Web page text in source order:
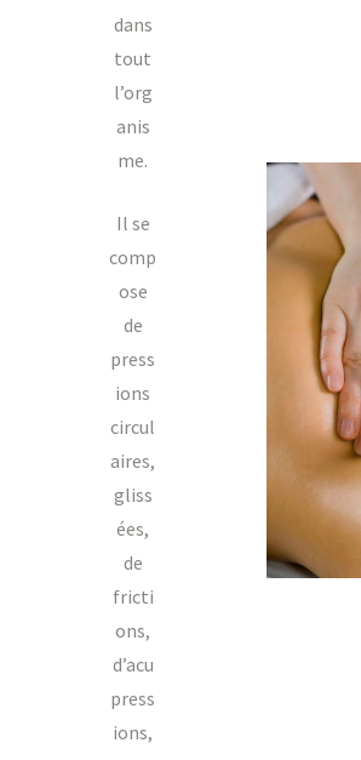
dans
tout
l’org
anis
me.
Il se
comp
ose
de
press
ions
circul
aires,
gliss
ées,
de
fricti
ons,
d’acu
press
ions,